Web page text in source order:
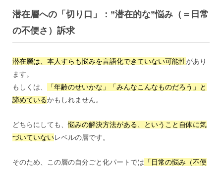
潜在層への「切り口」：”潜在的な”悩み（＝日常
の不便さ）訴求
潜在層は、本人すらも悩みを言語化できていない可能性があり
ます。
もしくは、
「年齢のせいかな」「みんなこんなものだろう」と
諦めているかもしれません。
どちらにしても、悩みの解決方法がある、ということ自体に気
づいていないレベルの層です。
そのため、この層の自分ごと化パートでは 「日常の悩み（不便